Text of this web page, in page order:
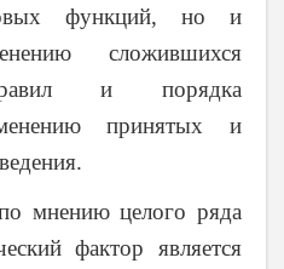
функций, но и
сложившихся
и порядка
принятых и
мнению целого ряда
фактор является